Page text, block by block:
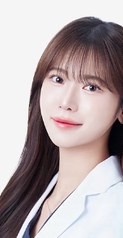
한의과대학 졸업